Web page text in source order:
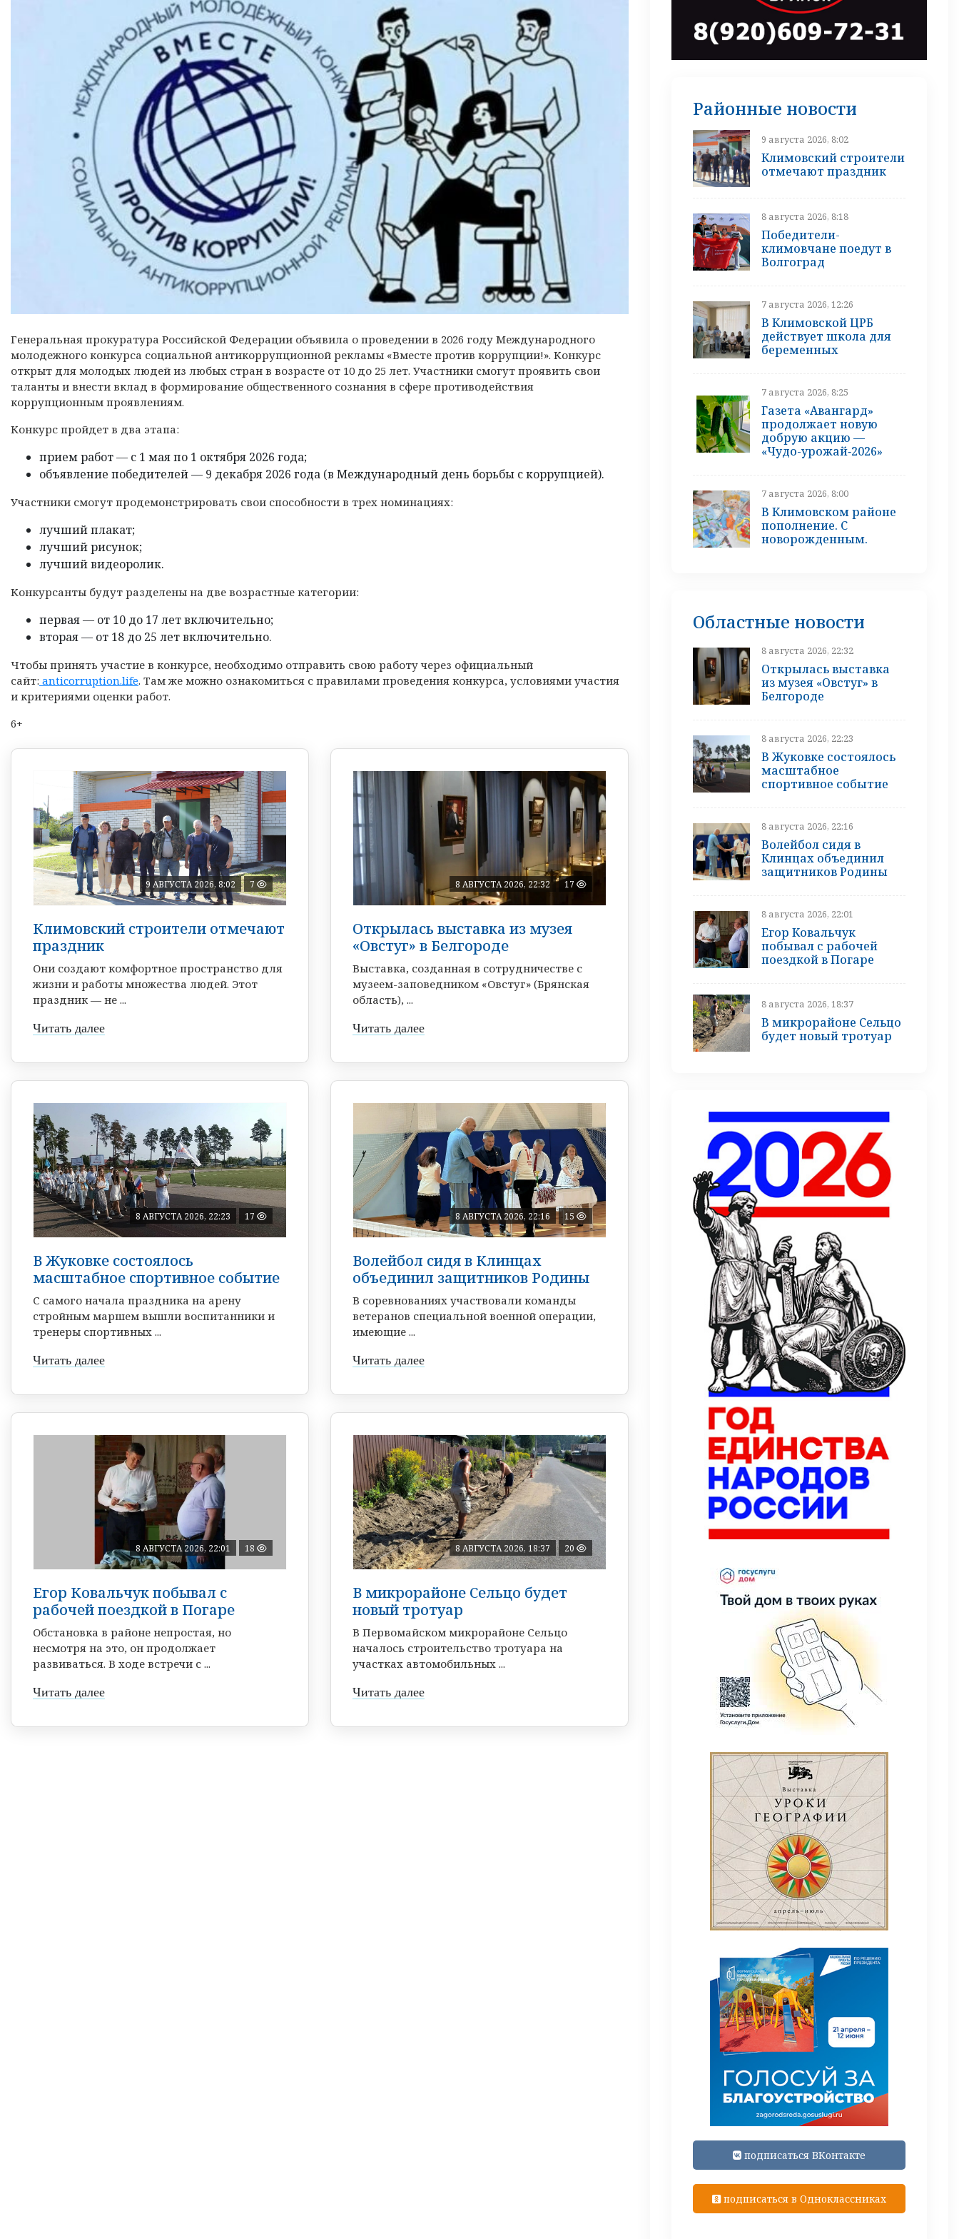
Генеральная прокуратура Российской Федерации объявила о проведении в 2026 году Международного
молодежного конкурса социальной антикоррупционной рекламы «Вместе против коррупции!». Конкурс
открыт для молодых людей из любых стран в возрасте от 10 до 25 лет. Участники смогут проявить свои
таланты и внести вклад в формирование общественного сознания в сфере противодействия
коррупционным проявлениям.
Конкурс пройдет в два этапа:
прием работ — с 1 мая по 1 октября 2026 года;
объявление победителей — 9 декабря 2026 года (в Международный день борьбы с коррупцией).
Участники смогут продемонстрировать свои способности в трех номинациях:
лучший плакат;
лучший рисунок;
лучший видеоролик.
Конкурсанты будут разделены на две возрастные категории:
первая — от 10 до 17 лет включительно;
вторая — от 18 до 25 лет включительно.
Чтобы принять участие в конкурсе, необходимо отправить свою работу через официальный
сайт: anticorruption.life. Там же можно ознакомиться с правилами проведения конкурса, условиями участия
и критериями оценки работ.
6+
9 АВГУСТА 2026, 8:02 7
Климовский строители отмечают
праздник
Они создают комфортное пространство для
жизни и работы множества людей. Этот
праздник — не ...
Читать далее
8 АВГУСТА 2026, 22:32 17
Открылась выставка из музея
«Овстуг» в Белгороде
Выставка, созданная в сотрудничестве с
музеем-заповедником «Овстуг» (Брянская
область), ...
Читать далее
8 АВГУСТА 2026, 22:23 17
В Жуковке состоялось
масштабное спортивное событие
С самого начала праздника на арену
стройным маршем вышли воспитанники и
тренеры спортивных ...
Читать далее
8 АВГУСТА 2026, 22:16 15
Волейбол сидя в Клинцах
объединил защитников Родины
В соревнованиях участвовали команды
ветеранов специальной военной операции,
имеющие ...
Читать далее
8 АВГУСТА 2026, 22:01 18
Егор Ковальчук побывал с
рабочей поездкой в Погаре
Обстановка в районе непростая, но
несмотря на это, он продолжает
развиваться. В ходе встречи с ...
Читать далее
8 АВГУСТА 2026, 18:37 20
В микрорайоне Сельцо будет
новый тротуар
В Первомайском микрорайоне Сельцо
началось строительство тротуара на
участках автомобильных ...
Читать далее
Районные новости
9 августа 2026, 8:02
Климовский строители
отмечают праздник
8 августа 2026, 8:18
Победители-
климовчане поедут в
Волгоград
7 августа 2026, 12:26
В Климовской ЦРБ
действует школа для
беременных
7 августа 2026, 8:25
Газета «Авангард»
продолжает новую
добрую акцию —
«Чудо-урожай‑2026»
7 августа 2026, 8:00
В Климовском районе
пополнение. С
новорожденным.
Областные новости
8 августа 2026, 22:32
Открылась выставка
из музея «Овстуг» в
Белгороде
8 августа 2026, 22:23
В Жуковке состоялось
масштабное
спортивное событие
8 августа 2026, 22:16
Волейбол сидя в
Клинцах объединил
защитников Родины
8 августа 2026, 22:01
Егор Ковальчук
побывал с рабочей
поездкой в Погаре
8 августа 2026, 18:37
В микрорайоне Сельцо
будет новый тротуар
подписаться ВКонтакте
подписаться в Одноклассниках